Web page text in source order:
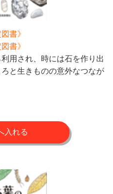
書》
書》
用され、時には石を作り出
と生きものの意外なつなが